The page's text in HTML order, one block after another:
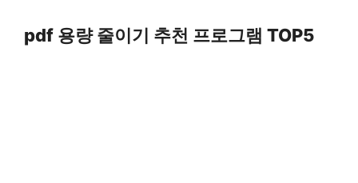
content
pdf 용량 줄이기 추천 프로그램 TOP5